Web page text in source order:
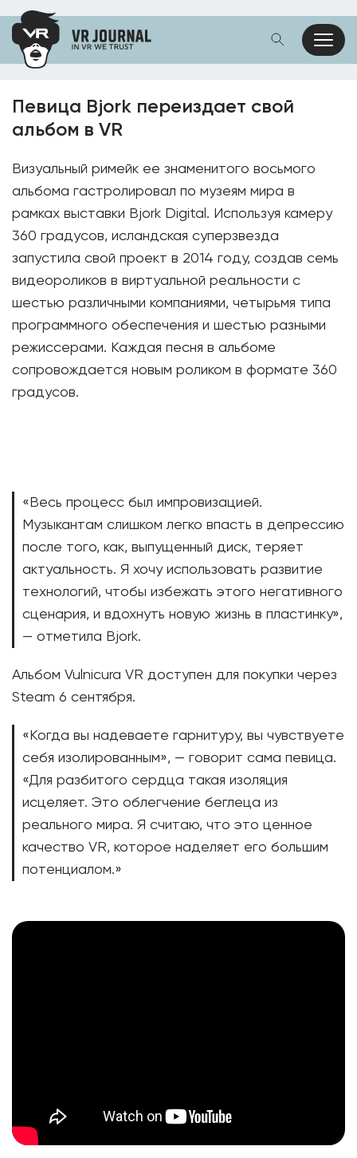
Певица Bjork переиздает свой
альбом в VR
Визуальный римейк ее знаменитого восьмого
альбома гастролировал по музеям мира в
рамках выставки Bjork Digital. Используя камеру
360 градусов, исландская суперзвезда
запустила свой проект в 2014 году, создав семь
видеороликов в виртуальной реальности с
шестью различными компаниями, четырьмя типа
программного обеспечения и шестью разными
режиссерами. Каждая песня в альбоме
сопровождается новым роликом в формате 360
градусов.
«Весь процесс был импровизацией.
Музыкантам слишком легко впасть в депрессию
после того, как, выпущенный диск, теряет
актуальность. Я хочу использовать развитие
технологий, чтобы избежать этого негативного
сценария, и вдохнуть новую жизнь в пластинку»,
— отметила Bjork.
Альбом Vulnicura VR доступен для покупки через
Steam 6 сентября.
«Когда вы надеваете гарнитуру, вы чувствуете
себя изолированным», — говорит сама певица.
«Для разбитого сердца такая изоляция
исцеляет. Это облегчение беглеца из
реального мира. Я считаю, что это ценное
качество VR, которое наделяет его большим
потенциалом.»